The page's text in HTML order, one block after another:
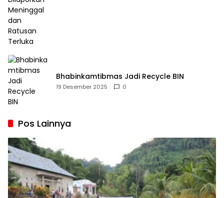
Bhabinkamtibmas Jadi Recycle BIN
19 Desember 2025 0
Pos Lainnya